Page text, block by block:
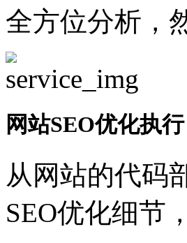
全方位分析，
网站SEO优化执行
从网站的代码
SEO优化细节